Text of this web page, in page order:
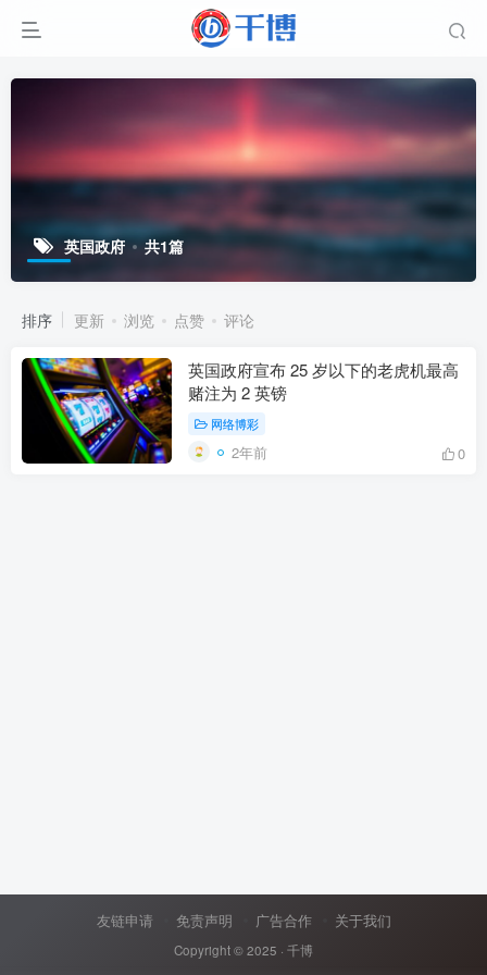
英国政府 共1篇
排序 更新 浏览 点赞 评论
英国政府宣布 25 岁以下的老虎机最高
赌注为 2 英镑
网络博彩
2年前 0
友链申请 免责声明 广告合作 关于我们
Copyright © 2025 · 千博